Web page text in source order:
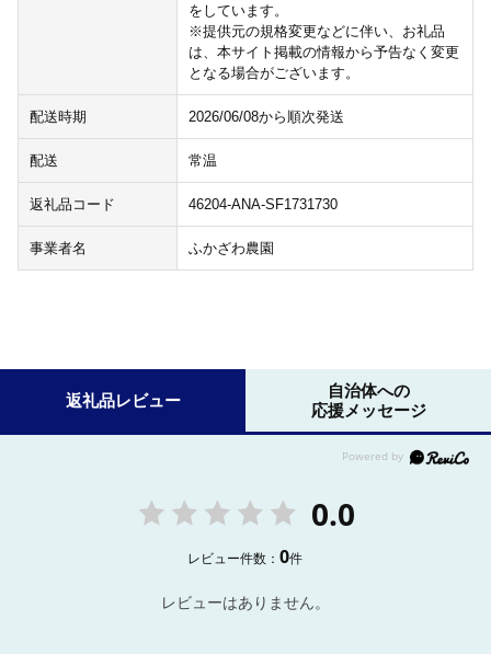
をしています。
※提供元の規格変更などに伴い、お礼品
は、本サイト掲載の情報から予告なく変更
となる場合がございます。
配送時期 2026/06/08から順次発送
配送 常温
返礼品コード 46204-ANA-SF1731730
事業者名 ふかざわ農園
返礼品レビュー
自治体への
応援メッセージ
0.0
レビュー件数：0件
レビューはありません。